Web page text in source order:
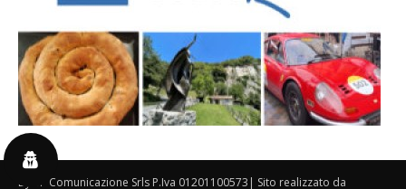
By 3P Comunicazione Srls P.Iva 01201100573| Sito realizzato da